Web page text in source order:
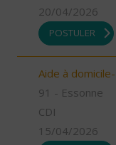
20/04/2026
POSTULER
Aide à
91 - Essonne
CDI
15/04/2026